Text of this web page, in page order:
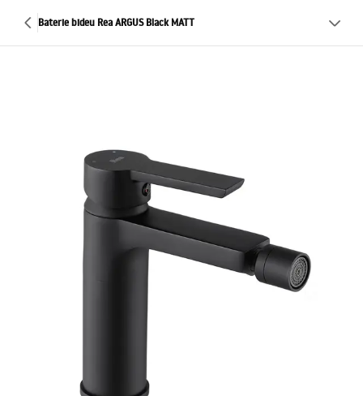
Baterie bideu Rea ARGUS Black MATT